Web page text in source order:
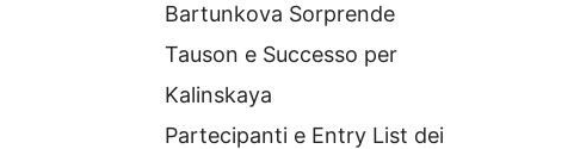
Bartunkova Sorprende
Tauson e Successo per
Kalinskaya
Partecipanti e Entry List dei